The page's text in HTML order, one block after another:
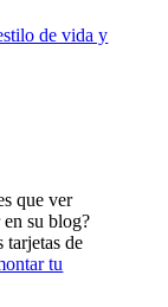
de vida y
que ver
en su blog?
tarjetas de
tu